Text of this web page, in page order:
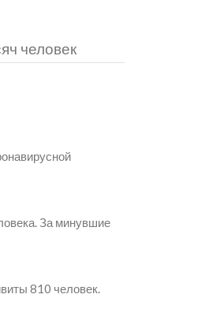
человек
За минувшие
810 человек.